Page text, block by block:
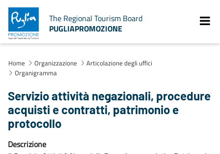
The Regional Tourism Board
PUGLIAPROMOZIONE
Home Organizzazione
Articolazione degli uffici
Organigramma
Servizio attività negazionali, procedure
acquisti e contratti, patrimonio e
protocollo
Descrizione